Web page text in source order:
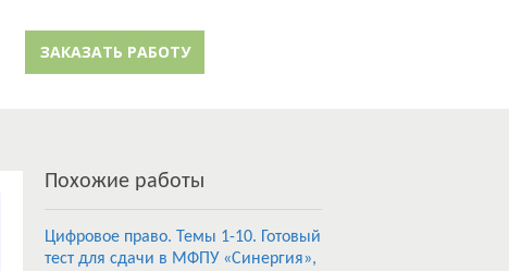
ЗАКАЗАТЬ РАБОТУ
Похожие работы
Цифровое право. Темы 1-10. Готовый
тест для сдачи в МФПУ «Синергия»,